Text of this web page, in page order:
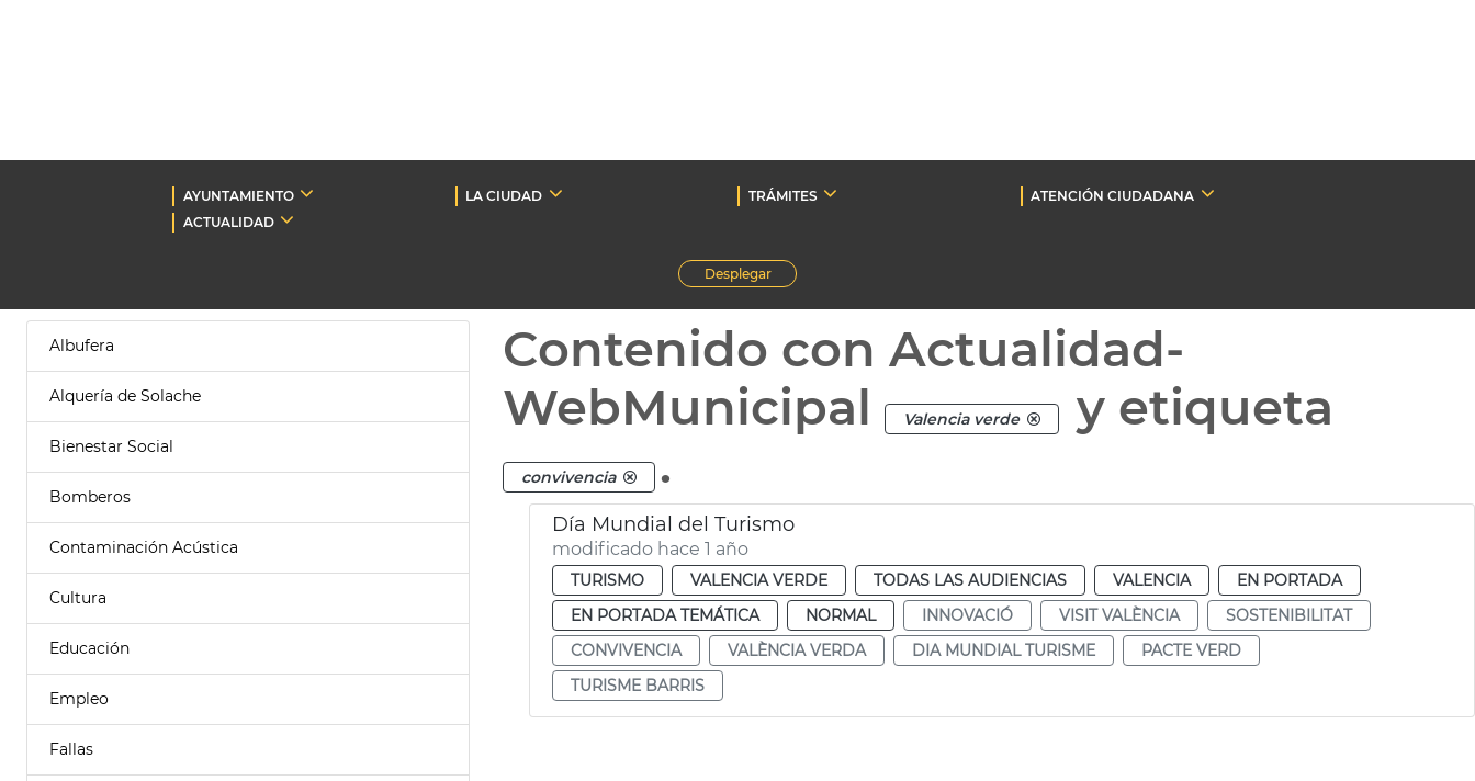
AYUNTAMIENTO LA CIUDAD TRÁMITES
ATENCIÓN CIUDADANA
ACTUALIDAD
Desplegar
Albufera
Alquería de Solache
Bienestar Social
Bomberos
Contaminación Acústica
Cultura
Educación
Empleo
Fallas
Contenido con Actualidad-
WebMunicipal
Valencia verde y etiqueta
convivencia .
Día Mundial del Turismo
modificado hace 1 año
TURISMO VALENCIA VERDE TODAS LAS AUDIENCIAS VALENCIA
EN PORTADA
EN PORTADA TEMÁTICA
NORMAL INNOVACIÓ VISIT VALÈNCIA
SOSTENIBILITAT
CONVIVENCIA
VALÈNCIA VERDA DIA MUNDIAL TURISME
PACTE VERD
TURISME BARRIS